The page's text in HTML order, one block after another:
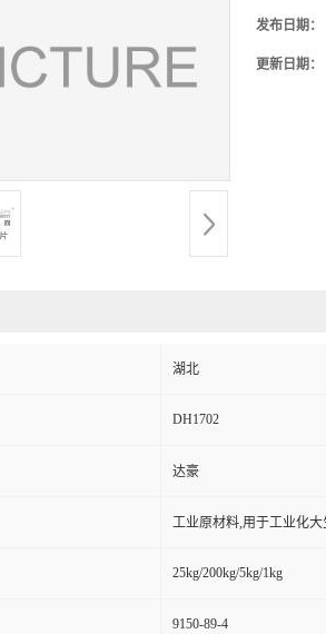
发布日期：
更新日期：
湖北
DH1702
达豪
工业原材料,用于工业化大
25kg/200kg/5kg/1kg
9150-89-4